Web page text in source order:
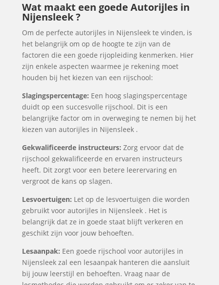
Wat maakt een goede Autorijles in
Nijensleek ?
Om de perfecte autorijles in Nijensleek te vinden, is
het belangrijk om op de hoogte te zijn van de
factoren die een goede rijopleiding kenmerken. Hier
zijn enkele aspecten waarmee je rekening moet
houden bij het kiezen van een rijschool:
Slagingspercentage: Een hoog slagingspercentage
duidt op een succesvolle rijschool. Dit is een
belangrijke factor om in overweging te nemen bij het
kiezen van autorijles in Nijensleek .
Gekwalificeerde instructeurs: Zorg ervoor dat de
rijschool gekwalificeerde en ervaren instructeurs
heeft. Dit zorgt voor een betere leerervaring en
vergroot de kans op slagen.
Lesvoertuigen: Let op de lesvoertuigen die worden
gebruikt voor autorijles in Nijensleek . Het is
belangrijk dat ze in goede staat blijft verkeren en
geschikt zijn voor jouw behoeften.
Lesaanpak: Een goede rijschool voor autorijles in
Nijensleek zal een lesaanpak hanteren die aansluit
bij jouw leerstijl en behoeften. Vraag naar de